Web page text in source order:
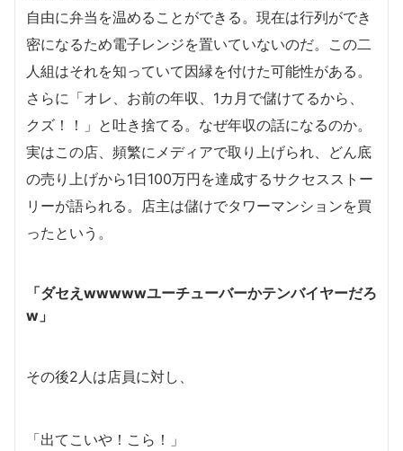
自由に弁当を温めることができる。現在は行列ができ
密になるため電子レンジを置いていないのだ。この二
人組はそれを知っていて因縁を付けた可能性がある。
さらに「オレ、お前の年収、1カ月で儲けてるから、
クズ！！」と吐き捨てる。なぜ年収の話になるのか。
実はこの店、頻繁にメディアで取り上げられ、どん底
の売り上げから1日100万円を達成するサクセスストー
リーが語られる。店主は儲けでタワーマンションを買
ったという。
「ダセえwwwwwユーチューバーかテンバイヤーだろ
w」
その後2人は店員に対し、
「出てこいや！こら！」